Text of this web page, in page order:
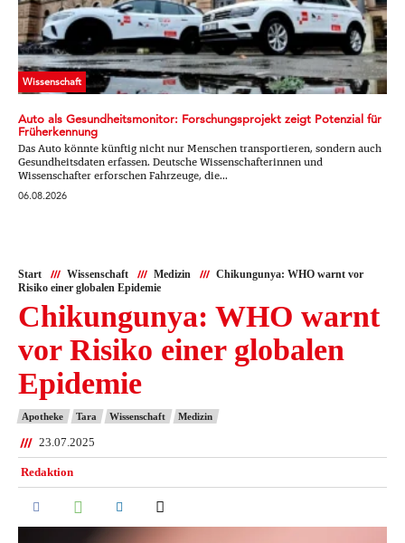
Wissenschaft
Auto als Gesundheitsmonitor: Forschungsprojekt zeigt Potenzial für
Früherkennung
Das Auto könnte künftig nicht nur Menschen transportieren, sondern auch
Gesundheitsdaten erfassen. Deutsche Wissenschafterinnen und
Wissenschafter erforschen Fahrzeuge, die...
06.08.2026